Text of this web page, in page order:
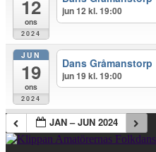
12
ons
2024
jun 12 kl. 19:00
JUN
19
ons
2024
Dans Gråmanstorp
jun 19 kl. 19:00
JAN – JUN 2024